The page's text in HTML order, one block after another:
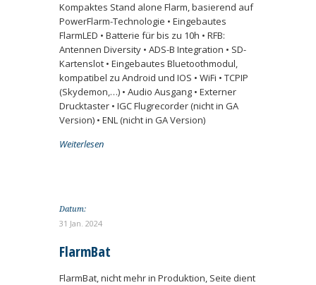
Kompaktes Stand alone Flarm, basierend auf
PowerFlarm-Technologie • Eingebautes
FlarmLED • Batterie für bis zu 10h • RFB:
Antennen Diversity • ADS-B Integration • SD-
Kartenslot • Eingebautes Bluetoothmodul,
kompatibel zu Android und IOS • WiFi • TCPIP
(Skydemon,…) • Audio Ausgang • Externer
Drucktaster • IGC Flugrecorder (nicht in GA
Version) • ENL (nicht in GA Version)
Weiterlesen
Datum:
31 Jan. 2024
FlarmBat
FlarmBat, nicht mehr in Produktion, Seite dient